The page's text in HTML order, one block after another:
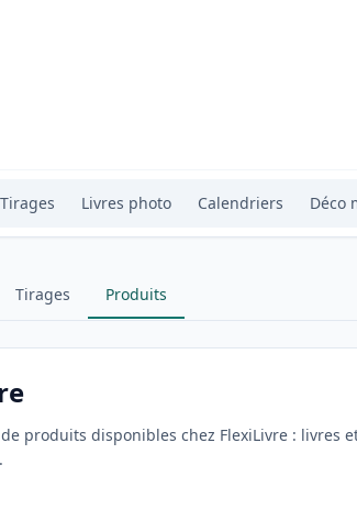
Tirages Livres photo Calendriers Déco
Tirages Produits
produits disponibles chez FlexiLivre : livres